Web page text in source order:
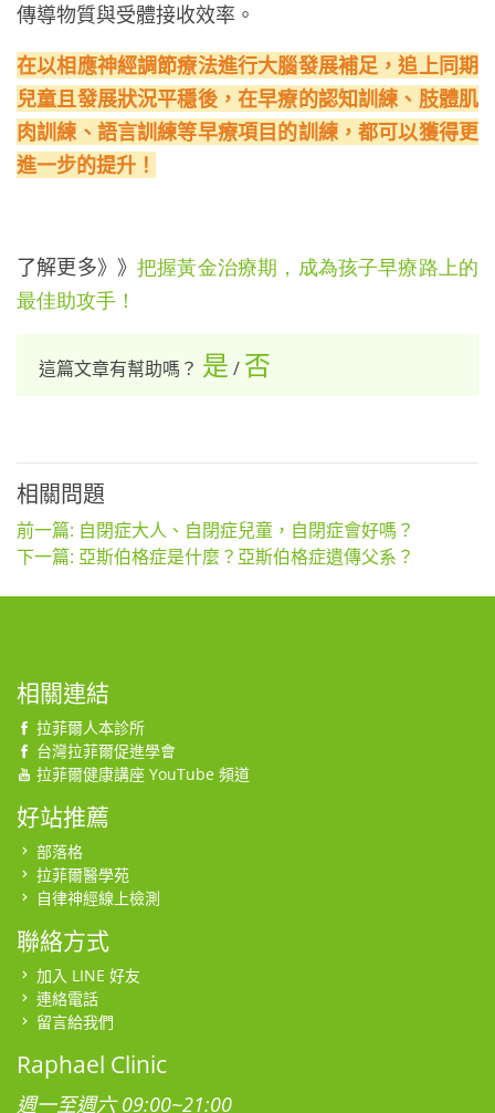
傳導物質與受體接收效率。
在以相應神經調節療法進行大腦發展補足，追上同期
兒童且發展狀況平穩後，在早療的認知訓練、肢體肌
肉訓練、語言訓練等早療項目的訓練，都可以獲得更
進一步的提升！
了解更多》》把握黃金治療期，成為孩子早療路上的
最佳助攻手 ！
這篇文章有幫助嗎？ 是 / 否
相關問題
前一篇: 自閉症大人、自閉症兒童，自閉症會好嗎？
下一篇: 亞斯伯格症是什麼？亞斯伯格症遺傳父系？
相關連結
拉菲爾人本診所
台灣拉菲爾促進學會
拉菲爾健康講座 YouTube 頻道
好站推薦
部落格
拉菲爾醫學苑
自律神經線上檢測
聯絡方式
加入 LINE 好友
連絡電話
留言給我們
Raphael Clinic
週一至週六 09:00~21:00